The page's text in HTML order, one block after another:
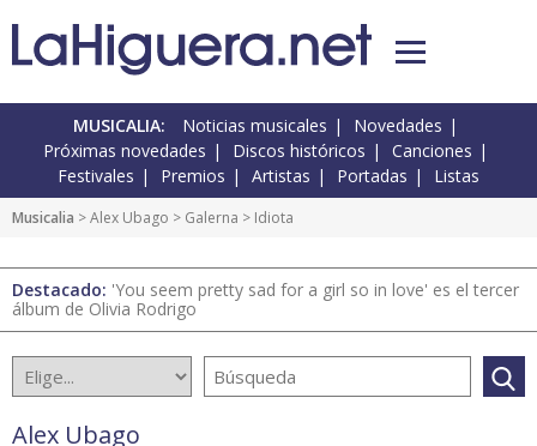
MUSICALIA: Noticias musicales
Novedades
Próximas novedades
Discos históricos
Canciones
Festivales
Premios Artistas Portadas Listas
Musicalia >Alex Ubago > Galerna > Idiota
Destacado: 'You seem pretty sad for a girl so in love' es el tercer
álbum de Olivia Rodrigo
Alex Ubago